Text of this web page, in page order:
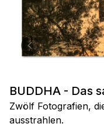
BUDDHA - Das
Zwölf Fotografien,
ausstrahlen.